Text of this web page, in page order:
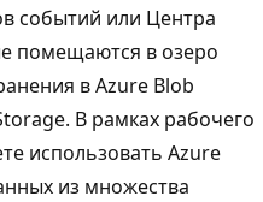
событий или Центра
помещаются в озеро
в Azure Blob
В рамках рабочего
использовать Azure
из множества